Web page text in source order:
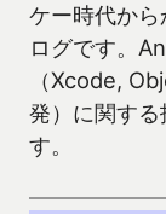
ケー時代か
ログです。
（Xcode,
発）に関する
す。